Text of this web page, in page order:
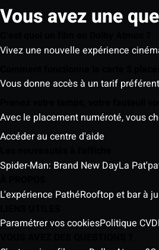
Vous avez une
Vivez une nouvelle expérience
Vous donne accès à un tarif
Avec le placement numéroté, vous
Accéder au centre d'aide
Spider-Man: Brand New DayLa
L'expérience PathéRooftop et bar à
Paramétrer vos cookiesPolitique CVD